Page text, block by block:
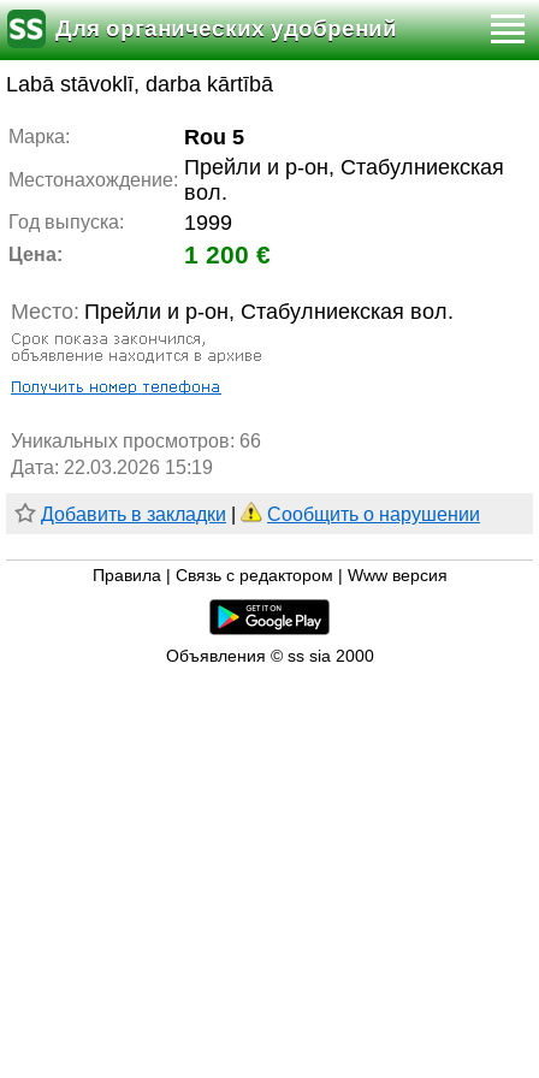
Для органических удобрений
Labā stāvoklī, darba kārtībā
Марка: Rou 5
Местонахождение:
Прейли и р-он, Стабулниекская
вол.
Год выпуска: 1999
Цена: 1 200 €
Место: Прейли и р-он, Стабулниекская вол.
Уникальных просмотров: 66
Дата: 22.03.2026 15:19
Добавить в закладки Сообщить о нарушении
Правила Связь с редактором Www версия
Объявления © ss sia 2000